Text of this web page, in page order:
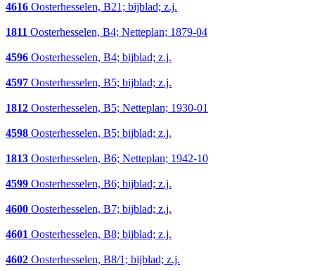
4616 Oosterhesselen, B21; bijblad; z.j.
1811 Oosterhesselen, B4; Netteplan; 1879-04
4596 Oosterhesselen, B4; bijblad; z.j.
4597 Oosterhesselen, B5; bijblad; z.j.
1812 Oosterhesselen, B5; Netteplan; 1930-01
4598 Oosterhesselen, B5; bijblad; z.j.
1813 Oosterhesselen, B6; Netteplan; 1942-10
4599 Oosterhesselen, B6; bijblad; z.j.
4600 Oosterhesselen, B7; bijblad; z.j.
4601 Oosterhesselen, B8; bijblad; z.j.
4602 Oosterhesselen, B8/1; bijblad; z.j.